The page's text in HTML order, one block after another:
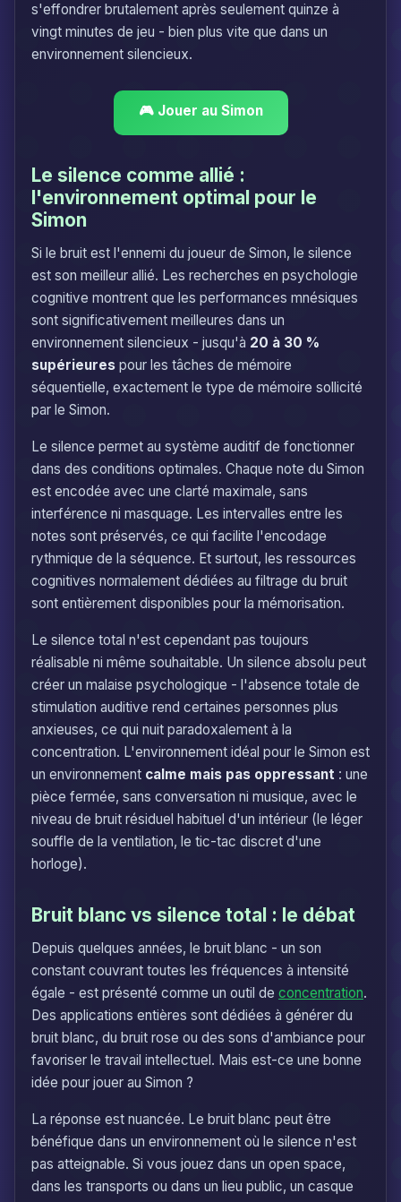
s'effondrer brutalement après seulement quinze à
vingt minutes de jeu - bien plus vite que dans un
environnement silencieux.
🎮 Jouer au Simon
Le silence comme allié :
l'environnement optimal pour le
Simon
Si le bruit est l'ennemi du joueur de Simon, le silence
est son meilleur allié. Les recherches en psychologie
cognitive montrent que les performances mnésiques
sont significativement meilleures dans un
environnement silencieux - jusqu'à 20 à 30 %
supérieures pour les tâches de mémoire
séquentielle, exactement le type de mémoire sollicité
par le Simon.
Le silence permet au système auditif de fonctionner
dans des conditions optimales. Chaque note du Simon
est encodée avec une clarté maximale, sans
interférence ni masquage. Les intervalles entre les
notes sont préservés, ce qui facilite l'encodage
rythmique de la séquence. Et surtout, les ressources
cognitives normalement dédiées au filtrage du bruit
sont entièrement disponibles pour la mémorisation.
Le silence total n'est cependant pas toujours
réalisable ni même souhaitable. Un silence absolu peut
créer un malaise psychologique - l'absence totale de
stimulation auditive rend certaines personnes plus
anxieuses, ce qui nuit paradoxalement à la
concentration. L'environnement idéal pour le Simon est
un environnement calme mais pas oppressant : une
pièce fermée, sans conversation ni musique, avec le
niveau de bruit résiduel habituel d'un intérieur (le léger
souffle de la ventilation, le tic-tac discret d'une
horloge).
Bruit blanc vs silence total : le débat
Depuis quelques années, le bruit blanc - un son
constant couvrant toutes les fréquences à intensité
égale - est présenté comme un outil de concentration.
Des applications entières sont dédiées à générer du
bruit blanc, du bruit rose ou des sons d'ambiance pour
favoriser le travail intellectuel. Mais est-ce une bonne
idée pour jouer au Simon ?
La réponse est nuancée. Le bruit blanc peut être
bénéfique dans un environnement où le silence n'est
pas atteignable. Si vous jouez dans un open space,
dans les transports ou dans un lieu public, un casque